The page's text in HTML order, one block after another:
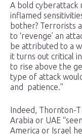
A bold cyberattack
inflamed
bother? Terrorists
to ‘revenge’ an
be attributed to a
it turns out critical
to rise above the
type of attack
and patience.”
Indeed, Thornton-
Arabia or UAE
America or Israel